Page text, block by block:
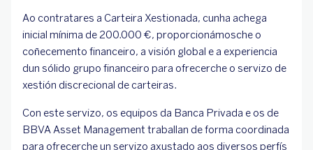
Ao contratares a Carteira Xestionada, cunha achega
inicial mínima de 200.000 €, proporcionámosche o
coñecemento financeiro, a visión global e a experiencia
dun sólido grupo financeiro para ofrecerche o servizo de
xestión discrecional de carteiras.
Con este servizo, os equipos da Banca Privada e os de
BBVA Asset Management traballan de forma coordinada
para ofrecerche un servizo axustado aos diversos perfís